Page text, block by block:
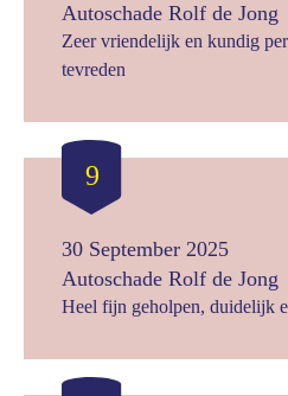
Autoschade Rolf de Jong
Zeer vriendelijk en kundig
tevreden
9
30 September 2025
Autoschade Rolf de Jong
Heel fijn geholpen, duidelijk